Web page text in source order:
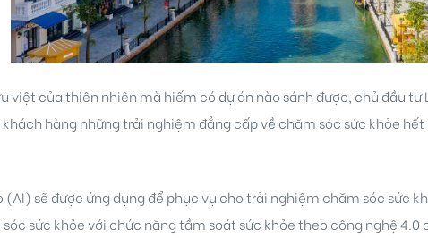
việt của thiên nhiên mà hiếm có dự án nào sánh được, chủ đầu tư
hàng những trải nghiệm đẳng cấp về chăm sóc sức khỏe
(AI) sẽ được ứng dụng để phục vụ cho trải nghiệm chăm sóc sức
sức khỏe với chức năng tầm soát sức khỏe theo công nghệ